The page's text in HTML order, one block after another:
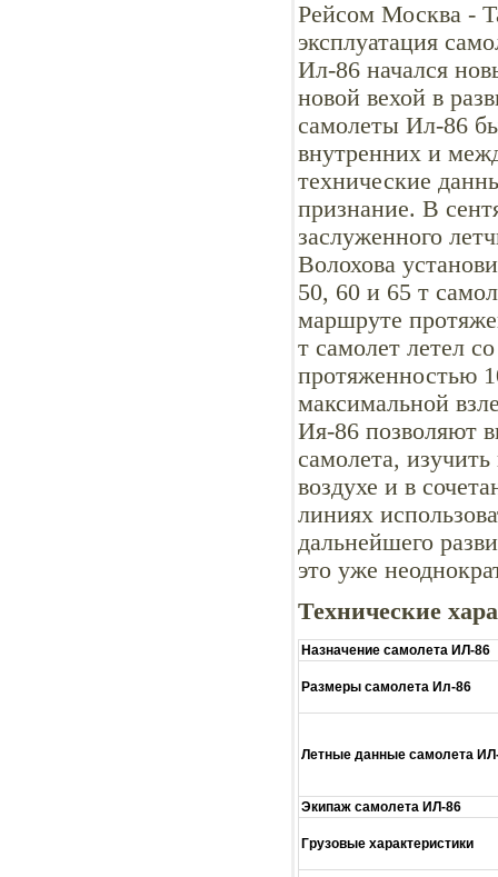
Рейсом Москва -
эксплуатация
Ил-86 начался
новой вехой в
самолеты Ил-86
внутренних и
технические
признание. В
заслуженного
Волохова
50, 60 и 65 т
маршруте
т самолет летел
протяженностью
максимальной
Ия-86 позволяют
самолета,
воздухе и в
линиях
дальнейшего
это уже
Технические
Назначение самолета ИЛ-86
Размеры самолета Ил-86
Летные данные самолета
Экипаж самолета ИЛ-86
Грузовые характеристики